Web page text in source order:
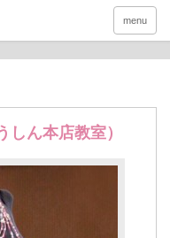
menu
ん本店教室）